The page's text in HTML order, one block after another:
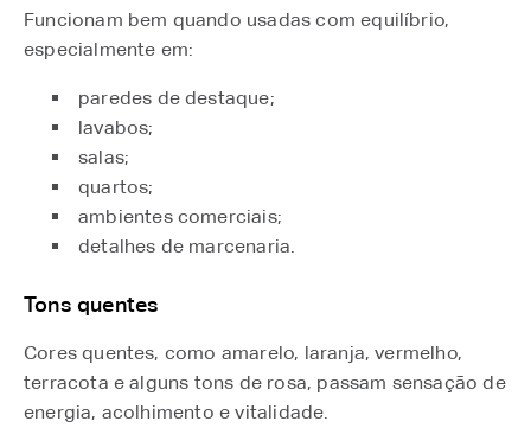
Funcionam bem quando usadas com equilíbrio,
especialmente em:
paredes de destaque;
lavabos;
salas;
quartos;
ambientes comerciais;
detalhes de marcenaria.
Tons quentes
Cores quentes, como amarelo, laranja, vermelho,
terracota e alguns tons de rosa, passam sensação de
energia, acolhimento e vitalidade.